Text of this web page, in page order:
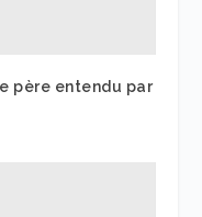
père entendu par